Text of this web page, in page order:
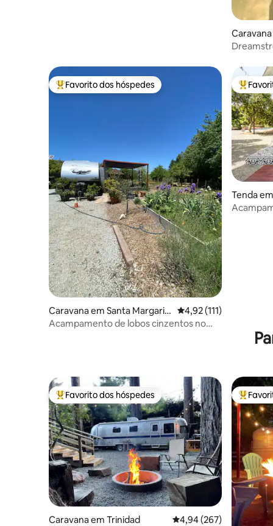
Favoritos dos hóspedes mais apreciados
Favorito dos hóspedes
Caravana em Santa Margarit
a
Classificação média de
4,92 (111)
Acampamento de lobos cinzentos no
Tenda
Favoritos dos hóspedes mais apreciados
Favorito dos hóspedes
Caravana em Trinidad Classificação média de
4,94 (267)